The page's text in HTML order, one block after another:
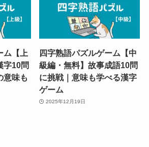
ム【上
字10問
意味も
四字熟語パズルゲーム【中
級編・無料】故事成語10問
に挑戦｜意味も学べる漢字
ゲーム
2025年12月19日